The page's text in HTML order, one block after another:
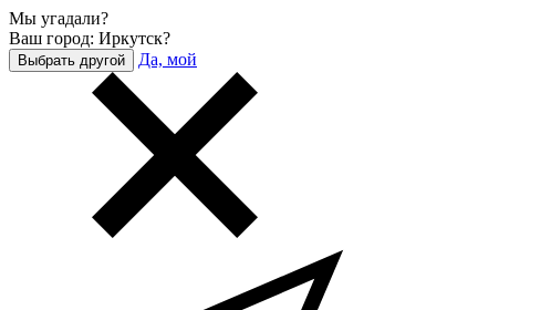
Мы угадали?
Ваш город: Иркутск?
Выбрать другой Да, мой